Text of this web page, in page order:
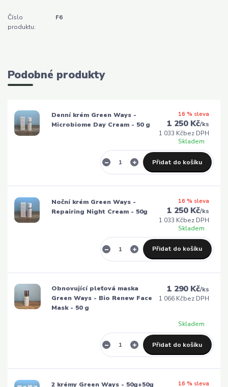
Číslo
produktu:
F6
Podobné produkty
Denní krém Green Ways -
Microbiome Day Cream - 50 g
16 % sleva
1 250 Kč/ks
1 033 Kčbez DPH
Skladem
Přidat do košíku
Noční krém Green Ways -
Repairing Night Cream - 50g
16 % sleva
1 250 Kč/ks
1 033 Kčbez DPH
Skladem
Přidat do košíku
Obnovující pleťová maska
Green Ways - Bio Renew Face
Mask - 50 g
1 290 Kč/ks
1 066 Kčbez DPH
Skladem
Přidat do košíku
2 krémy Green Ways - 50g+50g
16 % sleva